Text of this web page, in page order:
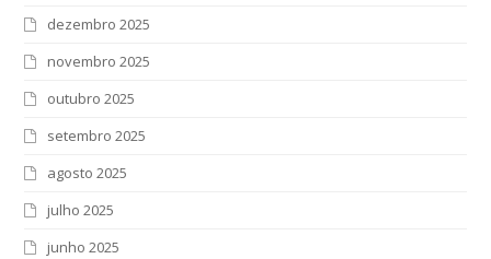
dezembro 2025
novembro 2025
outubro 2025
setembro 2025
agosto 2025
julho 2025
junho 2025